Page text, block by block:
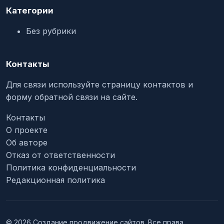
Категории
Без рубрики
Контакты
Для связи используйте страницу контактов и
форму обратной связи на сайте.
Контакты
О проекте
Об авторе
Отказ от ответственности
Политика конфиденциальности
Редакционная политика
© 2026 Создание продвижение сайтов. Все права